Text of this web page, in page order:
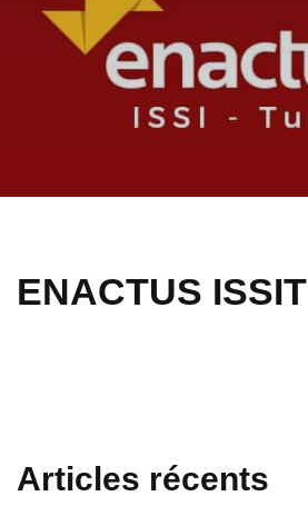
ENACTUS ISSIT
Articles récents